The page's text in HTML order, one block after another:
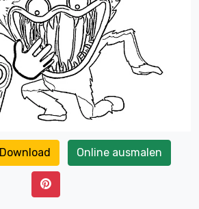
Download Online ausmalen